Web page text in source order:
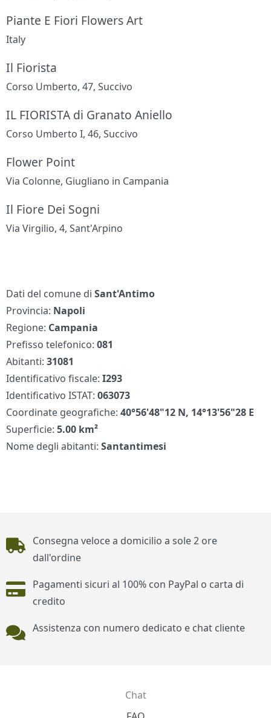
Piante E Fiori Flowers Art
Italy
Il Fiorista
Corso Umberto, 47, Succivo
IL FIORISTA di Granato Aniello
Corso Umberto I, 46, Succivo
Flower Point
Via Colonne, Giugliano in Campania
Il Fiore Dei Sogni
Via Virgilio, 4, Sant'Arpino
Dati del comune diSant'Antimo
Provincia: Napoli
Regione: Campania
Prefisso telefonico:081
Abitanti:31081
Identificativo fiscale:I293
Identificativo ISTAT:063073
Coordinate geografiche:40°56'48"12 N, 14°13'56"28 E
Superficie:5.00 km²
Nome degli abitanti:Santantimesi
Piè di pagina
Consegna veloce a domicilio a sole 2 ore
dall'ordine
Pagamenti sicuri al 100% con PayPal o carta di
credito
Assistenza con numero dedicato e chat cliente
Chat